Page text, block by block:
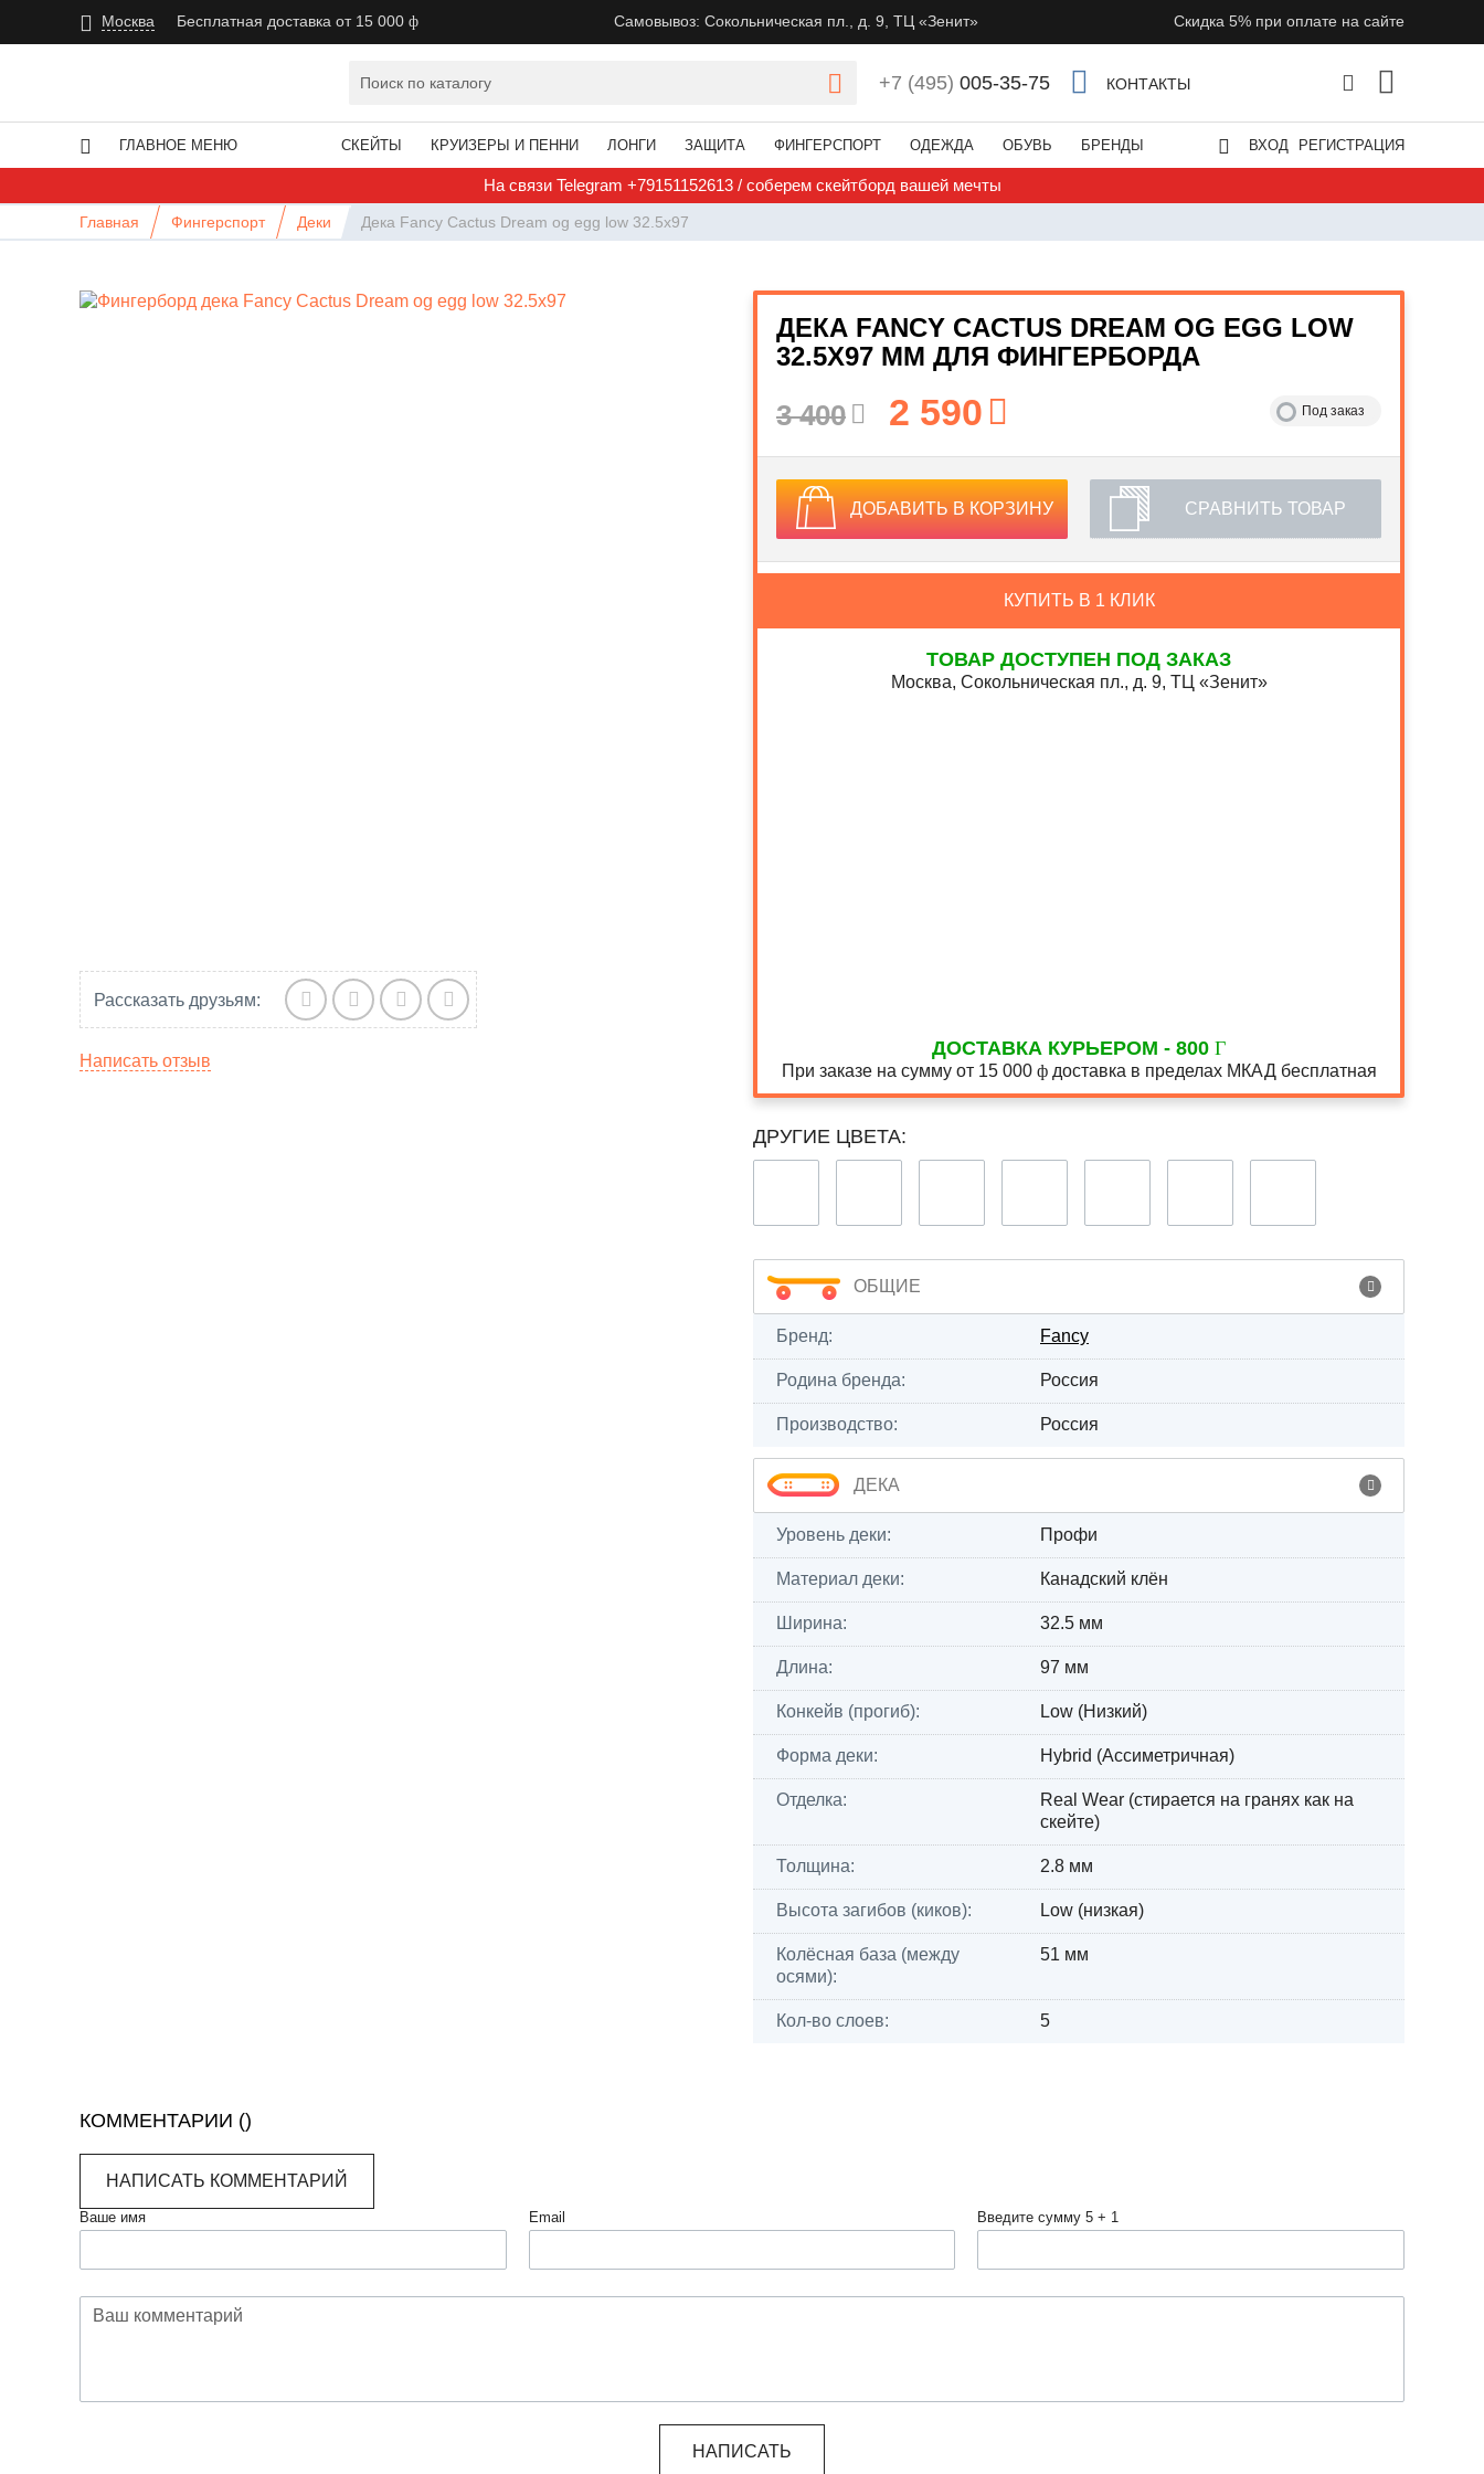
Москва Бесплатная доставка от 15 000 Самовывоз: Сокольническая пл., д. 9, ТЦ «Зенит» Скидка 5% при оплате на сайте
+7 (495) 005-35-75 КОНТАКТЫ
ГЛАВНОЕ МЕНЮ СКЕЙТЫ КРУИЗЕРЫ И ПЕННИ ЛОНГИ ЗАЩИТА ФИНГЕРСПОРТ ОДЕЖДА ОБУВЬ БРЕНДЫ ВХОД РЕГИСТРАЦИЯ
На связи Telegram +79151152613 / соберем скейтборд вашей мечты
Главная Фингерспорт Деки Дека Fancy Cactus Dream og egg low 32.5x97
Рассказать друзьям:
Написать отзыв
ДЕКА FANCY CACTUS DREAM OG EGG LOW
32.5X97 ММ ДЛЯ ФИНГЕРБОРДА
3 400 2 590 Под заказ
ДОБАВИТЬ В КОРЗИНУ СРАВНИТЬ ТОВАР
КУПИТЬ В 1 КЛИК
ТОВАР ДОСТУПЕН ПОД ЗАКАЗ
Москва, Сокольническая пл., д. 9, ТЦ «Зенит»
ДОСТАВКА КУРЬЕРОМ - 800
При заказе на сумму от 15 000 доставка в пределах МКАД бесплатная
ДРУГИЕ ЦВЕТА:
ОБЩИЕ
Бренд: Fancy
Родина бренда: Россия
Производство: Россия
ДЕКА
Уровень деки: Профи
Материал деки: Канадский клён
Ширина: 32.5 мм
Длина: 97 мм
Конкейв (прогиб): Low (Низкий)
Форма деки: Hybrid (Ассиметричная)
Отделка:
Real Wear (стирается на гранях как на
скейте)
Толщина: 2.8 мм
Высота загибов (киков): Low (низкая)
Колёсная база (между
осями):
51 мм
Кол-во слоев: 5
КОММЕНТАРИИ ()
НАПИСАТЬ КОММЕНТАРИЙ
Ваше имя Email Введите сумму 5 + 1